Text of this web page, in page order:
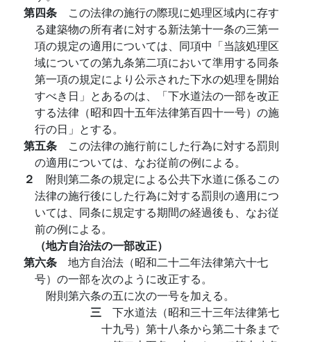
第四条 この法律の施行の際現に処理区域内に存す
る建築物の所有者に対する新法第十一条の三第一
項の規定の適用については、同項中「当該処理区
域についての第九条第二項において準用する同条
第一項の規定により公示された下水の処理を開始
すべき日」とあるのは、「下水道法の一部を改正
する法律（昭和四十五年法律第百四十一号）の施
行の日」とする。
第五条 この法律の施行前にした行為に対する罰則
の適用については、なお従前の例による。
２ 附則第二条の規定による公共下水道に係るこの
法律の施行後にした行為に対する罰則の適用につ
いては、同条に規定する期間の経過後も、なお従
前の例による。
（地方自治法の一部改正）
第六条 地方自治法（昭和二十二年法律第六十七
号）の一部を次のように改正する。
附則第六条の五に次の一号を加える。
三 下水道法（昭和三十三年法律第七
十九号）第十八条から第二十条まで